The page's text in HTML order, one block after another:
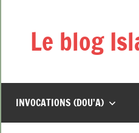
Le blog
INVOCATIONS (DOU’A)